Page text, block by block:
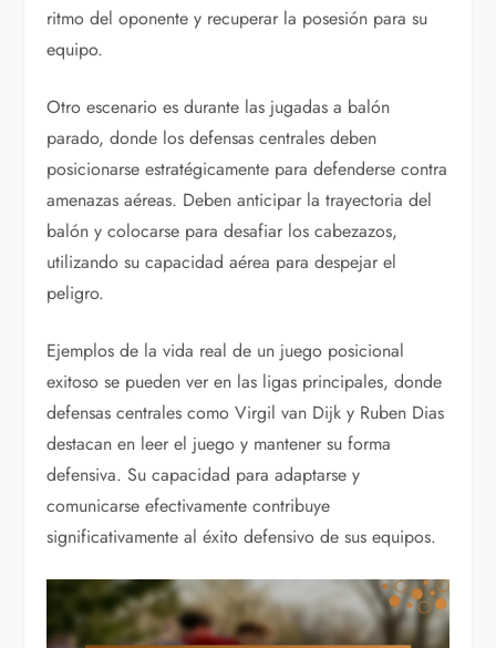
ritmo del oponente y recuperar la posesión para su
equipo.
Otro escenario es durante las jugadas a balón
parado, donde los defensas centrales deben
posicionarse estratégicamente para defenderse contra
amenazas aéreas. Deben anticipar la trayectoria del
balón y colocarse para desafiar los cabezazos,
utilizando su capacidad aérea para despejar el
peligro.
Ejemplos de la vida real de un juego posicional
exitoso se pueden ver en las ligas principales, donde
defensas centrales como Virgil van Dijk y Ruben Dias
destacan en leer el juego y mantener su forma
defensiva. Su capacidad para adaptarse y
comunicarse efectivamente contribuye
significativamente al éxito defensivo de sus equipos.